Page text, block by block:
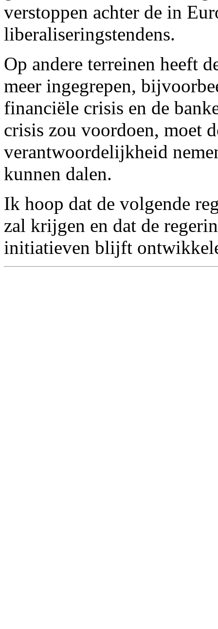
verstoppen achter de in
liberaliseringstendens.
Op andere terreinen heeft
meer ingegrepen,
financiële crisis en de
crisis zou voordoen, moet
verantwoordelijkheid
kunnen dalen.
Ik hoop dat de volgende
zal krijgen en dat de
initiatieven blijft